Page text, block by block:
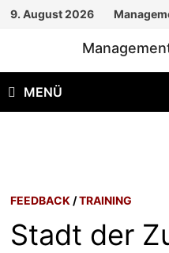
Zum
9. August 2026
MENÜ
FEEDBACK /TRAINING
Stadt der